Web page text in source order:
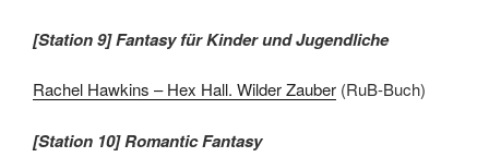
[Station 9] Fantasy für Kinder und Jugendliche
Rachel Hawkins – Hex Hall. Wilder Zauber (RuB-Buch)
[Station 10] Romantic Fantasy